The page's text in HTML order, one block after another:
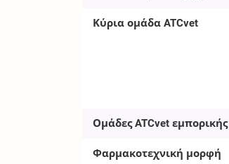
Κύρια ομάδα ATCvet
Ομάδες ATCvet εμπορικής
Φαρμακοτεχνική μορφή